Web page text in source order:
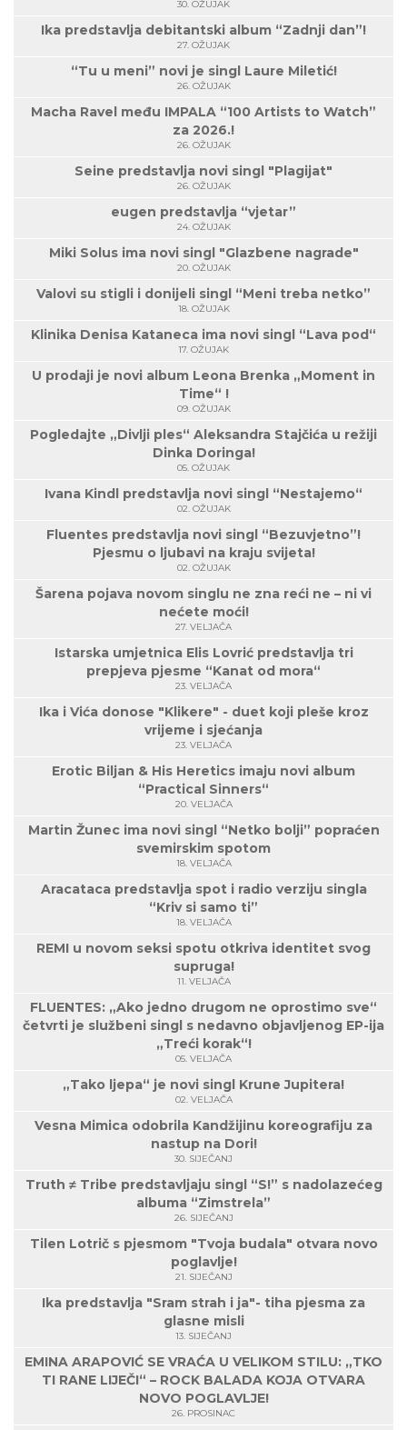
30. OŽUJAK
Ika predstavlja debitantski album “Zadnji dan”!
27. OŽUJAK
“Tu u meni” novi je singl Laure Miletić!
26. OŽUJAK
Macha Ravel među IMPALA “100 Artists to Watch”
za 2026.!
26. OŽUJAK
Seine predstavlja novi singl "Plagijat"
26. OŽUJAK
eugen predstavlja “vjetar”
24. OŽUJAK
Miki Solus ima novi singl "Glazbene nagrade"
20. OŽUJAK
Valovi su stigli i donijeli singl “Meni treba netko”
18. OŽUJAK
Klinika Denisa Kataneca ima novi singl “Lava pod“
17. OŽUJAK
U prodaji je novi album Leona Brenka „Moment in
Time“ !
09. OŽUJAK
Pogledajte „Divlji ples“ Aleksandra Stajčića u režiji
Dinka Doringa!
05. OŽUJAK
Ivana Kindl predstavlja novi singl “Nestajemo“
02. OŽUJAK
Fluentes predstavlja novi singl “Bezuvjetno”!
Pjesmu o ljubavi na kraju svijeta!
02. OŽUJAK
Šarena pojava novom singlu ne zna reći ne – ni vi
nećete moći!
27. VELJAČA
Istarska umjetnica Elis Lovrić predstavlja tri
prepjeva pjesme “Kanat od mora“
23. VELJAČA
Ika i Vića donose "Klikere" - duet koji pleše kroz
vrijeme i sjećanja
23. VELJAČA
Erotic Biljan & His Heretics imaju novi album
“Practical Sinners“
20. VELJAČA
Martin Žunec ima novi singl “Netko bolji” popraćen
svemirskim spotom
18. VELJAČA
Aracataca predstavlja spot i radio verziju singla
“Kriv si samo ti”
18. VELJAČA
REMI u novom seksi spotu otkriva identitet svog
supruga!
11. VELJAČA
FLUENTES: „Ako jedno drugom ne oprostimo sve“
četvrti je službeni singl s nedavno objavljenog EP-ija
„Treći korak“!
05. VELJAČA
„Tako ljepa“ je novi singl Krune Jupitera!
02. VELJAČA
Vesna Mimica odobrila Kandžijinu koreografiju za
nastup na Dori!
30. SIJEČANJ
Truth ≠ Tribe predstavljaju singl “S!” s nadolazećeg
albuma “Zimstrela”
26. SIJEČANJ
Tilen Lotrič s pjesmom "Tvoja budala" otvara novo
poglavlje!
21. SIJEČANJ
Ika predstavlja "Sram strah i ja"- tiha pjesma za
glasne misli
13. SIJEČANJ
EMINA ARAPOVIĆ SE VRAĆA U VELIKOM STILU: „TKO
TI RANE LIJEČI“ – ROCK BALADA KOJA OTVARA
NOVO POGLAVLJE!
26. PROSINAC